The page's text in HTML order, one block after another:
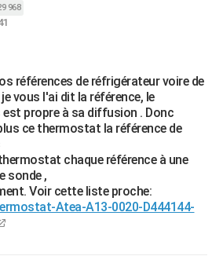
968
références de réfrigérateur voire de
vous l'ai dit la référence, le
propre à sa diffusion . Donc
ce thermostat la référence de
chaque référence à une
sonde ,
Voir cette liste proche:
Atea-A13-0020-D444144-